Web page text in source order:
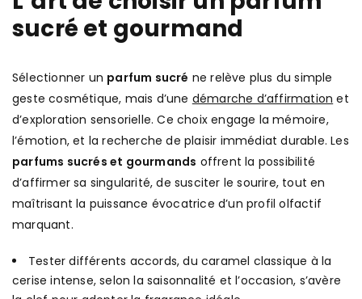
sucré et gourmand
Sélectionner un parfum sucré ne relève plus du simple
geste cosmétique, mais d’une démarche d’affirmation et
d’exploration sensorielle. Ce choix engage la mémoire,
l’émotion, et la recherche de plaisir immédiat durable. Les
parfums sucrés et gourmands offrent la possibilité
d’affirmer sa singularité, de susciter le sourire, tout en
maîtrisant la puissance évocatrice d’un profil olfactif
marquant.
Tester différents accords, du caramel classique à la
cerise intense, selon la saisonnalité et l’occasion, s’avère